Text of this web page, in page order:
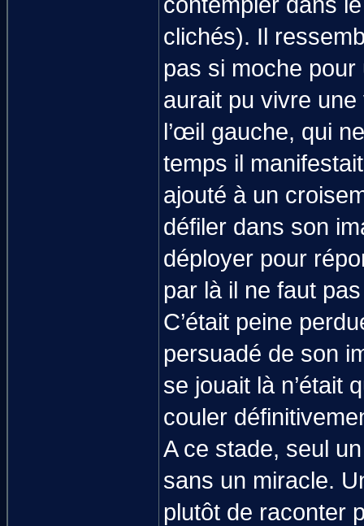
clichés). Il
pas si moche pour
aurait pu vivre
l’œil gauche, qui
temps il
ajouté à un
défiler dans son
déployer pour
par là il ne faut
C’était peine
persuadé de son
se jouait là n’était
couler
A ce stade, seul
sans un miracle.
plutôt de raconter